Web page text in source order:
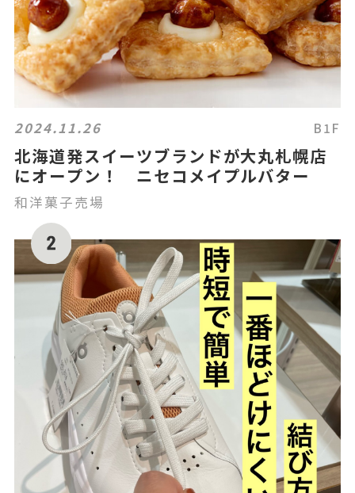
2024.11.26 B1F
北海道発スイーツブランドが大丸札幌店
にオープン！ ニセコメイプルバター
和洋菓子売場